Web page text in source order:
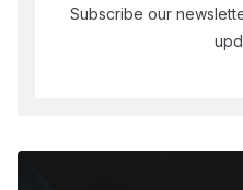
Subscribe our